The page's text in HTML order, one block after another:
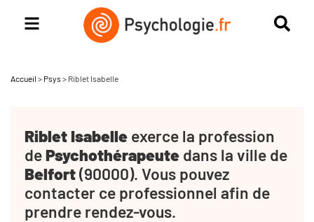
Accueil > Psys > Riblet Isabelle
Riblet Isabelle exerce la profession
dePsychothérapeute dans la ville de
Belfort(90000). Vous pouvez
contacter ce professionnel afin de
prendre rendez-vous.